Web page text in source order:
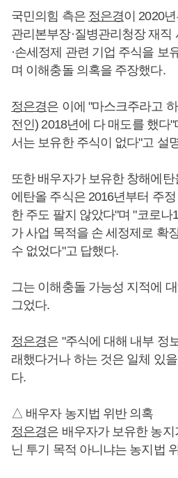
국민의힘 측은 정은경이 2020
관리본부장·질병관리청장 재
·손세정제 관련 기업 주식을 보
며 이해충돌 의혹을 주장했다.
정은경은 이에 "마스크주라고
전인) 2018년에 다 매도를 했다
서는 보유한 주식이 없다"고 설
또한 배우자가 보유한 창해에탄
에탄올 주식은 2016년부터 주
한 주도 팔지 않았다"며 "코로나
가 사업 목적을 손 세정제로 확
수 없었다"고 답했다.
그는 이해충돌 가능성 지적에
그었다.
정은경은 "주식에 대해 내부 정
래했다거나 하는 것은 일체 있
다.
△ 배우자 농지법 위반 의혹
정은경은 배우자가 보유한 농
닌 투기 목적 아니냐는 농지법